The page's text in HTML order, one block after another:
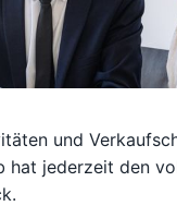
und
hat jederzeit den